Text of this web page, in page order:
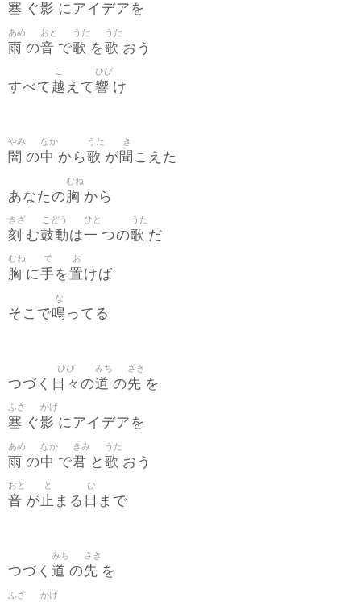
塞 ぐ影 にアイデアを
雨
あめ
の音
おと
で歌
うた
を歌
うた
おう
すべて 越
こ
えて響
ひび
け
闇
やみ
の中
なか
から歌
うた
が聞
き
こえた
あなたの胸
むね
から
刻
きざ
む鼓動
こどう
は一
ひと
つの歌
うた
だ
胸
むね
に手
て
を置
お
けば
そこで鳴
な
ってる
つづく 日々
ひび
の道
みち
の先
さき
を
塞
ふさ
ぐ影
かげ
にアイデアを
雨
あめ
の中
なか
で君
きみ
と 歌
うた
おう
音
おと
が止
と
まる 日
ひ
まで
つづく 道
みち
の先
さき
を
ふさ かげ